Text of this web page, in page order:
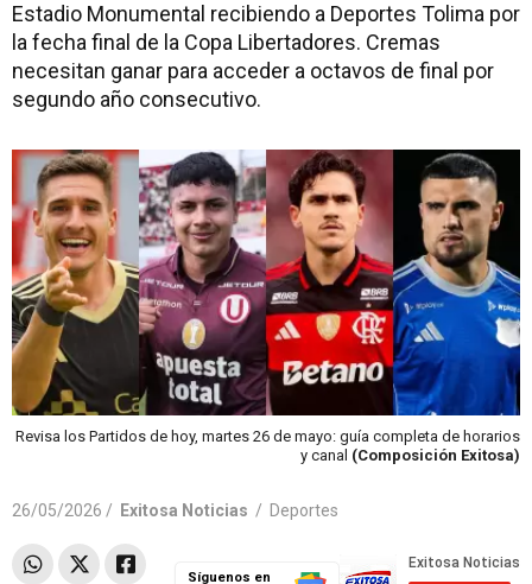
Estadio Monumental recibiendo a Deportes Tolima por
la fecha final de la Copa Libertadores. Cremas
necesitan ganar para acceder a octavos de final por
segundo año consecutivo.
Revisa los Partidos de hoy, martes 26 de mayo: guía completa de horarios
y canal (Composición Exitosa)
26/05/2026 / Exitosa Noticias / Deportes
Síguenos en